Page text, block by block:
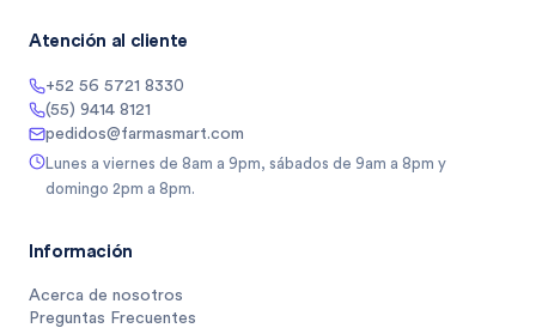
Atención al cliente
+52 56 5721 8330
(55) 9414 8121
pedidos@farmasmart.com
Lunes a viernes de 8am a 9pm, sábados de 9am a 8pm y
domingo 2pm a 8pm.
Información
Acerca de nosotros
Preguntas Frecuentes